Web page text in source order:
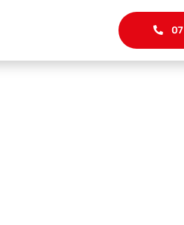
07